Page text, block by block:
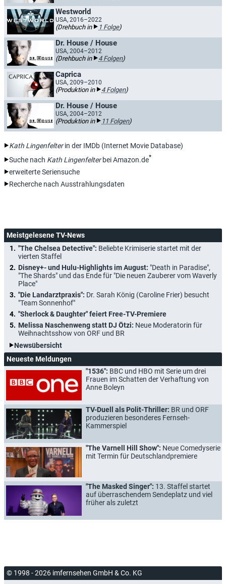
Westworld
USA, 2016–2022
(Drehbuch in 1 Folge)
Dr. House / House
USA, 2004–2012
(Drehbuch in 4 Folgen)
Caprica
USA, 2009–2010
(Produktion in 4 Folgen)
Dr. House / House
USA, 2004–2012
(Produktion in 11 Folgen)
Kath Lingenfelterin der IMDb (Internet Movie Database)
Suche nach Kath Lingenfelterbei Amazon.de*
erweiterte Seriensuche
Recherche nach Ausstrahlungsdaten
Meistgelesene TV-News
"The Chelsea Detective": Beliebte Krimiserie startet mit der
vierten Staffel
Disney+- und Hulu-Highlights im August: "Death in Paradise",
"The Shards" und das Ende für "Die neuen Zauberer vom Waverly
Place"
"Die Landarztpraxis": Dr. Sarah König (Caroline Frier) besucht
"Team Sonnenhof"
"Sherlock & Daughter" feiert Free-TV-Premiere
Melissa Naschenweng statt DJ Ötzi: Neue Moderatorin für
Weihnachtsshow von ORF und BR
Newsübersicht
Neueste Meldungen
"1536": BBC und HBO mit Serie um drei
Frauen im Schatten der Verhaftung von
Anne Boleyn
TV-Duell als Polit-Thriller: BR und ORF
produzieren besonderes Fernseh-
Kammerspiel
"The Varnell Hill Show": Neue Comedyserie
mit Termin für Deutschlandpremiere
"The Masked Singer": 13. Staffel startet
auf überraschendem Sendeplatz und viel
früher als zuletzt
© 1998 - 2026 imfernsehen GmbH & Co. KG